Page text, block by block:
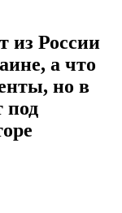
из России
а что
но в
под